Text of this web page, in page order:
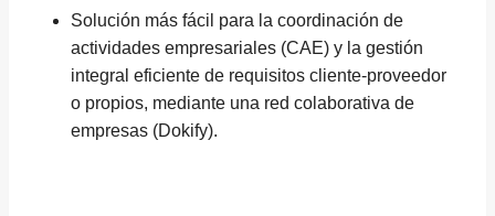
Solución más fácil para la coordinación de
actividades empresariales (CAE) y la gestión
integral eficiente de requisitos cliente-proveedor
o propios, mediante una red colaborativa de
empresas (Dokify).